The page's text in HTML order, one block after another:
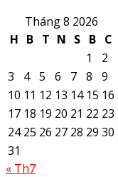
Tháng 8 2026
H B T N S B C
1
2
3
4 5 6 7 8
9
10 11 12 13 14 15 16
17 18 19 20 21 22 23
24 25 26 27 28 29 30
31
« Th7